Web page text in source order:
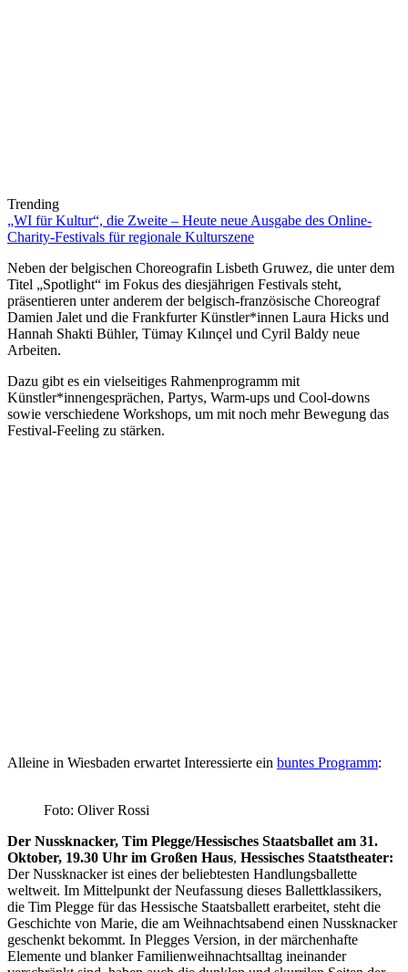
Trending
„WI für Kultur“, die Zweite – Heute neue Ausgabe des Online-
Charity-Festivals für regionale Kulturszene
Neben der belgischen Choreografin Lisbeth Gruwez, die unter dem
Titel „Spotlight“ im Fokus des diesjährigen Festivals steht,
präsentieren unter anderem der belgisch-französische Choreograf
Damien Jalet und die Frankfurter Künstler*innen Laura Hicks und
Hannah Shakti Bühler, Tümay Kılınçel und Cyril Baldy neue
Arbeiten.
Dazu gibt es ein vielseitiges Rahmenprogramm mit
Künstler*innengesprächen, Partys, Warm-ups und Cool-downs
sowie verschiedene Workshops, um mit noch mehr Bewegung das
Festival-Feeling zu stärken.
Alleine in Wiesbaden erwartet Interessierte ein buntes Programm:
Foto: Oliver Rossi
Der Nussknacker, Tim Plegge/Hessisches Staatsballet am 31.
Oktober, 19.30 Uhr im Großen Haus, Hessisches Staatstheater:
Der Nussknacker ist eines der beliebtesten Handlungsballette
weltweit. Im Mittelpunkt der Neufassung dieses Ballettklassikers,
die Tim Plegge für das Hessische Staatsballett erarbeitet, steht die
Geschichte von Marie, die am Weihnachtsabend einen Nussknacker
geschenkt bekommt. In Plegges Version, in der märchenhafte
Elemente und blanker Familienweihnachtsalltag ineinander